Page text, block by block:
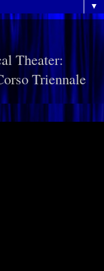
▼
Theater:
Triennale